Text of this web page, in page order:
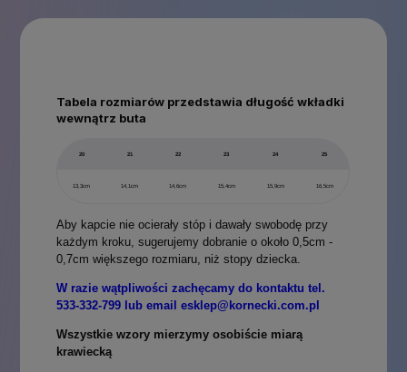
Tabela rozmiarów przedstawia długość wkładki
wewnątrz buta
20 21 22 23 24 25
13,3cm 14,1cm 14,6cm 15,4cm 15,9cm 16,5cm
Aby kapcie nie ocierały stóp i dawały swobodę przy
każdym kroku, sugerujemy dobranie o około 0,5cm -
0,7cm większego rozmiaru, niż stopy dziecka.
W razie wątpliwości zachęcamy do kontaktu tel.
533-332-799 lub email esklep@kornecki.com.pl
Wszystkie wzory mierzymy osobiście miarą
krawiecką